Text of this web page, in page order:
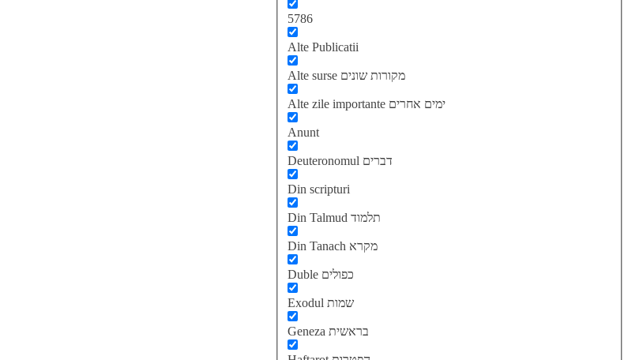
5786
Alte Publicatii
Alte surse מקורות שונים
Alte zile importante ימים אחרים
Anunt
Deuteronomul דברים
Din scripturi
Din Talmud תלמוד
Din Tanach מקרא
Duble כפולים
Exodul שמות
Geneza בראשית